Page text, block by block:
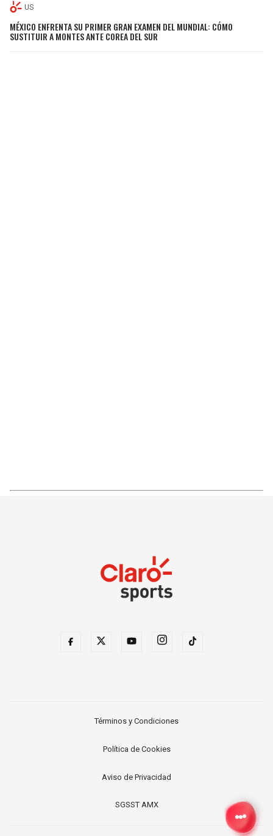
US
MÉXICO ENFRENTA SU PRIMER GRAN EXAMEN DEL MUNDIAL: CÓMO
SUSTITUIR A MONTES ANTE COREA DEL SUR
Términos y Condiciones
Política de Cookies
Aviso de Privacidad
SGSST AMX